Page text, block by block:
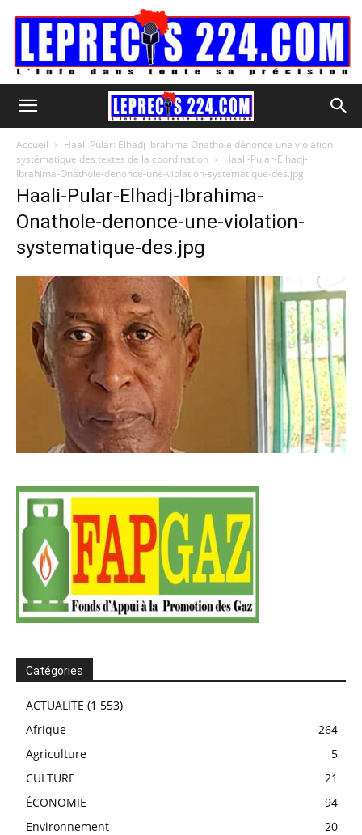
Accueil
Haali Pular: Elhadj Ibrahima Onathole dénonce une violation
systématique des textes de la coordination
Haali-Pular-Elhadj-
Ibrahima-Onathole-denonce-une-violation-systematique-des.jpg
Haali-Pular-Elhadj-Ibrahima-
Onathole-denonce-une-violation-
systematique-des.jpg
Catégories
ACTUALITE (1 553)
Afrique
264
Agriculture
5
CULTURE
21
ÉCONOMIE
94
Environnement
20